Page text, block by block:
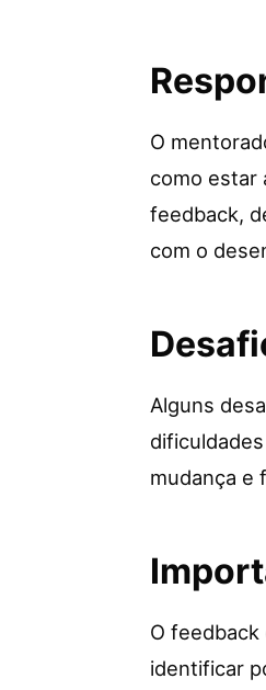
O
como estar
feedback,
com o
Alguns
mudança e
O
identificar